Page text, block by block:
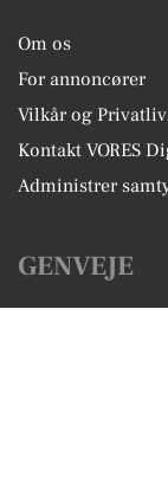
Om os
For annoncører
Vilkår og
Kontakt VORES
Administrer
GENVEJE